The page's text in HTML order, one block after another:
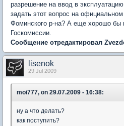
разрешение на ввод в
задать этот вопрос на
Фоминского р-на? А еще хорошо бы
Госкомиссии.
Сообщение отредактировал
lisenok
29 Jul 2009
moi777, on 29.07.2009 - 16:38:
ну а что делать?
как поступить?